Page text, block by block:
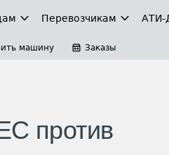
Перевозчикам АТИ-
машину Заказы
против